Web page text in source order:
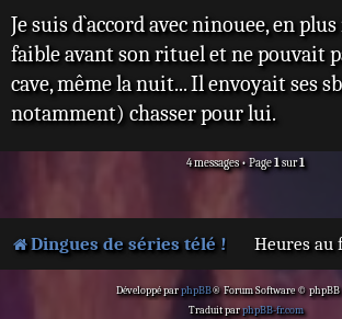
s
s
a
g
Je suis d`accord avec ninouee, en
faible avant son rituel et ne pouvait
cave, même la nuit... Il envoyait ses
notamment) chasser pour lui.
4 messages • Page1sur1
Dingues de séries télé ! Heures au
Développé parphpBB® Forum Software © phpBB
Traduit parphpBB-fr.com